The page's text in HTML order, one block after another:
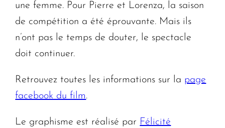
une femme. Pour Pierre et Lorenza, la saison
de compétition a été éprouvante. Mais ils
n’ont pas le temps de douter, le spectacle
doit continuer.
Retrouvez toutes les informations sur la page
facebook du film.
Le graphisme est réalisé par Félicité